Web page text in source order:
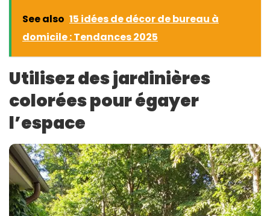
See also 15 idées de décor de bureau à
domicile : Tendances 2025
Utilisez des jardinières
colorées pour égayer
l’espace